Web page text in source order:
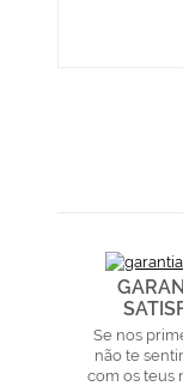
Se nos
não te
com os teus